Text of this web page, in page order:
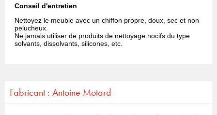
Conseil d'entretien
Nettoyez le meuble avec un chiffon propre, doux, sec et non
pelucheux.
Ne jamais utiliser de produits de nettoyage nocifs du type
solvants, dissolvants, silicones, etc.
Fabricant : Antoine Motard